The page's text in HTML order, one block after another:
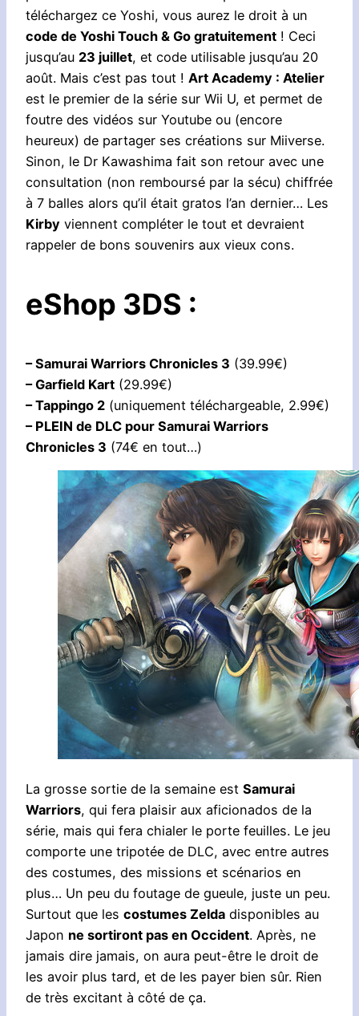
téléchargez ce Yoshi, vous aurez le droit à un
code de Yoshi Touch & Go gratuitement ! Ceci
jusqu’au 23 juillet, et code utilisable jusqu’au 20
août. Mais c’est pas tout ! Art Academy : Atelier
est le premier de la série sur Wii U, et permet de
foutre des vidéos sur Youtube ou (encore
heureux) de partager ses créations sur Miiverse.
Sinon, le Dr Kawashima fait son retour avec une
consultation (non remboursé par la sécu) chiffrée
à 7 balles alors qu’il était gratos l’an dernier… Les
Kirby viennent compléter le tout et devraient
rappeler de bons souvenirs aux vieux cons.
eShop 3DS :
– Samurai Warriors Chronicles 3 (39.99€)
– Garfield Kart (29.99€)
– Tappingo 2 (uniquement téléchargeable, 2.99€)
– PLEIN de DLC pour Samurai Warriors
Chronicles 3 (74€ en tout…)
La grosse sortie de la semaine est Samurai
Warriors, qui fera plaisir aux aficionados de la
série, mais qui fera chialer le porte feuilles. Le jeu
comporte une tripotée de DLC, avec entre autres
des costumes, des missions et scénarios en
plus… Un peu du foutage de gueule, juste un peu.
Surtout que les costumes Zelda disponibles au
Japon ne sortiront pas en Occident. Après, ne
jamais dire jamais, on aura peut-être le droit de
les avoir plus tard, et de les payer bien sûr. Rien
de très excitant à côté de ça.